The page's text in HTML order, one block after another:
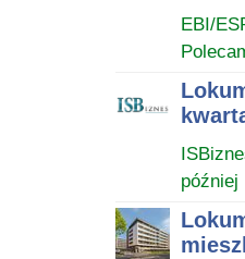
EBI/
później